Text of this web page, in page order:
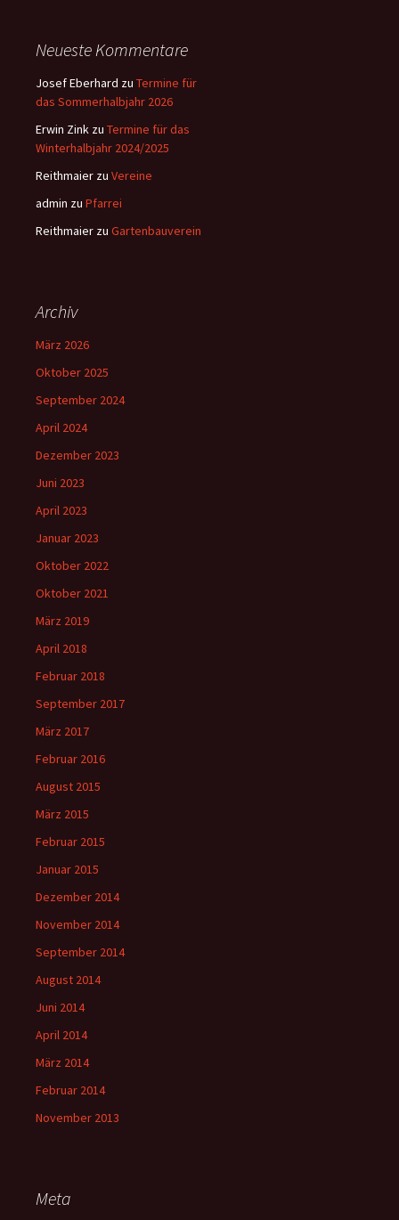
Neueste Kommentare
Josef Eberhard zu Termine für
das Sommerhalbjahr 2026
Erwin Zink zu Termine für das
Winterhalbjahr 2024/2025
Reithmaier zu Vereine
admin zu Pfarrei
Reithmaier zu Gartenbauverein
Archiv
März 2026
Oktober 2025
September 2024
April 2024
Dezember 2023
Juni 2023
April 2023
Januar 2023
Oktober 2022
Oktober 2021
März 2019
April 2018
Februar 2018
September 2017
März 2017
Februar 2016
August 2015
März 2015
Februar 2015
Januar 2015
Dezember 2014
November 2014
September 2014
August 2014
Juni 2014
April 2014
März 2014
Februar 2014
November 2013
Meta